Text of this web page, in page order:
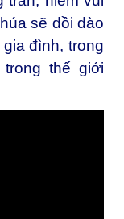
sẽ dồi dào
đình, trong
thế giới